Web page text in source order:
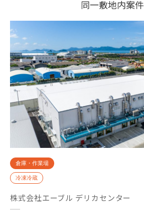
同一敷地内案件
倉庫・作業場
冷凍冷蔵
株式会社エーブル デリカセンター